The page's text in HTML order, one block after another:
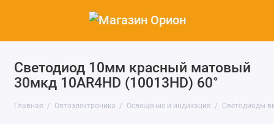
Светодиод 10мм красный матовый
30мкд 10AR4HD (10013HD) 60°
Главная Оптоэлектроника Освещение и индикация Светодиоды